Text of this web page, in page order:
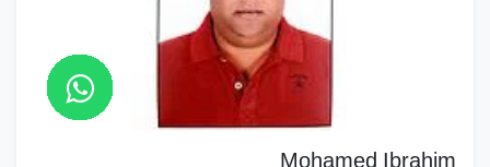
Mohamed Ibrahim